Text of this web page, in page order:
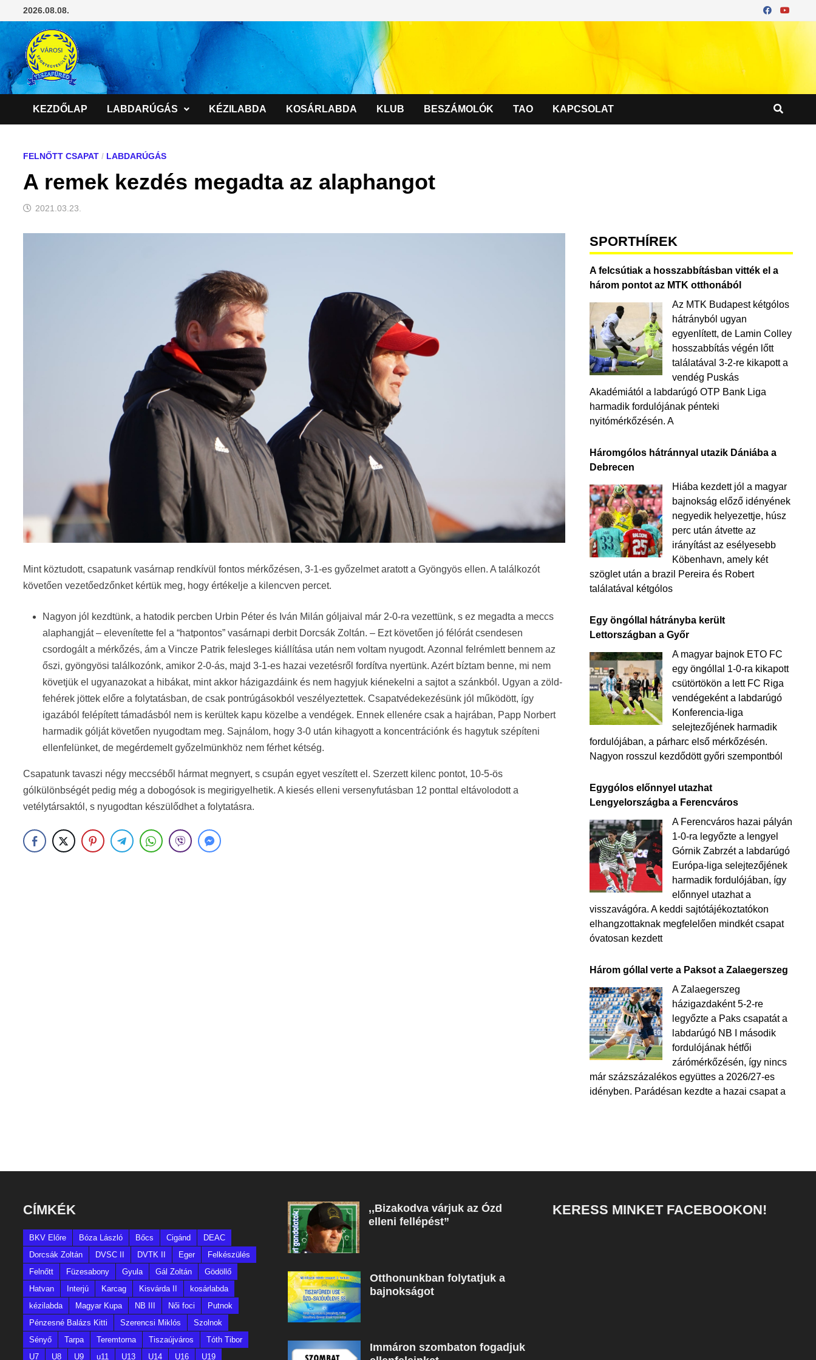
to
2026.08.08.
KEZDŐLAP LABDARÚGÁS KÉZILABDA KOSÁRLABDA KLUB BESZÁMOLÓK TAO KAPCSOLAT
FELNŐTT CSAPAT / LABDARÚGÁS
A remek kezdés megadta az alaphangot
2021.03.23.
Mint köztudott, csapatunk vasárnap rendkívül fontos mérkőzésen, 3-1-es győzelmet aratott a Gyöngyös ellen. A találkozót
követően vezetőedzőnket kértük meg, hogy értékelje a kilencven percet.
Nagyon jól kezdtünk, a hatodik percben Urbin Péter és Iván Milán góljaival már 2-0-ra vezettünk, s ez megadta a meccs
alaphangját – elevenítette fel a “hatpontos” vasárnapi derbit Dorcsák Zoltán. – Ezt követően jó félórát csendesen
csordogált a mérkőzés, ám a Vincze Patrik felesleges kiállítása után nem voltam nyugodt. Azonnal felrémlett bennem az
őszi, gyöngyösi találkozónk, amikor 2-0-ás, majd 3-1-es hazai vezetésről fordítva nyertünk. Azért bíztam benne, mi nem
követjük el ugyanazokat a hibákat, mint akkor házigazdáink és nem hagyjuk kiénekelni a sajtot a szánkból. Ugyan a zöld-
fehérek jöttek előre a folytatásban, de csak pontrúgásokból veszélyeztettek. Csapatvédekezésünk jól működött, így
igazából felépített támadásból nem is kerültek kapu közelbe a vendégek. Ennek ellenére csak a hajrában, Papp Norbert
harmadik gólját követően nyugodtam meg. Sajnálom, hogy 3-0 után kihagyott a koncentrációnk és hagytuk szépíteni
ellenfelünket, de megérdemelt győzelmünkhöz nem férhet kétség.
Csapatunk tavaszi négy meccséből hármat megnyert, s csupán egyet veszített el. Szerzett kilenc pontot, 10-5-ös
gólkülönbségét pedig még a dobogósok is megirigyelhetik. A kiesés elleni versenyfutásban 12 ponttal eltávolodott a
vetélytársaktól, s nyugodtan készülődhet a folytatásra.
SPORTHÍREK
A felcsútiak a hosszabbításban vitték el a
három pontot az MTK otthonából
Az MTK Budapest kétgólos
hátrányból ugyan
egyenlített, de Lamin Colley
hosszabbítás végén lőtt
találatával 3-2-re kikapott a
vendég Puskás
Akadémiától a labdarúgó OTP Bank Liga
harmadik fordulójának pénteki
nyitómérkőzésén. A
Háromgólos hátránnyal utazik Dániába a
Debrecen
Hiába kezdett jól a magyar
bajnokság előző idényének
negyedik helyezettje, húsz
perc után átvette az
irányítást az esélyesebb
Köbenhavn, amely két
szöglet után a brazil Pereira és Robert
találatával kétgólos
Egy öngóllal hátrányba került
Lettországban a Győr
A magyar bajnok ETO FC
egy öngóllal 1-0-ra kikapott
csütörtökön a lett FC Riga
vendégeként a labdarúgó
Konferencia-liga
selejtezőjének harmadik
fordulójában, a párharc első mérkőzésén.
Nagyon rosszul kezdődött győri szempontból
Egygólos előnnyel utazhat
Lengyelországba a Ferencváros
A Ferencváros hazai pályán
1-0-ra legyőzte a lengyel
Górnik Zabrzét a labdarúgó
Európa-liga selejtezőjének
harmadik fordulójában, így
előnnyel utazhat a
visszavágóra. A keddi sajtótájékoztatókon
elhangzottaknak megfelelően mindkét csapat
óvatosan kezdett
Három góllal verte a Paksot a Zalaegerszeg
A Zalaegerszeg
házigazdaként 5-2-re
legyőzte a Paks csapatát a
labdarúgó NB I második
fordulójának hétfői
zárómérkőzésén, így nincs
már százszázalékos együttes a 2026/27-es
idényben. Parádésan kezdte a hazai csapat a
CÍMKÉK
BKV Előre Bóza László Bőcs Cigánd
DEAC
Dorcsák Zoltán
DVSC II DVTK II Eger
Felkészülés
Felnőtt
Füzesabony Gyula Gál Zoltán
Gödöllő
Hatvan
Interjú Karcag Kisvárda II
kosárlabda
kézilabda
Magyar Kupa NB III Női foci
Putnok
Pénzesné Balázs Kitti
Szerencsi Miklós
Szolnok
Sényő
Tarpa Teremtorna Tiszaújváros
Tóth Tibor
U7
U8 U9 u11 U13 U14 U16 U19
,,Bizakodva várjuk az Ózd
elleni fellépést”
Otthonunkban folytatjuk a
bajnokságot
Immáron szombaton fogadjuk
KERESS MINKET FACEBOOKON!